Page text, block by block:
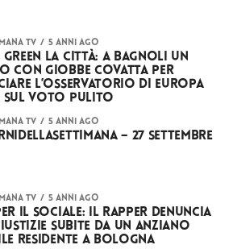
TV 5 anni ago
Green la città: a Bagnoli un
con Giobbe Covatta per
l’Osservatorio di Europa
sul voto pulito
TV 5 anni ago
– 27 Settembre
TV 5 anni ago
il sociale: il rapper denuncia
subite da un anziano
residente a Bologna